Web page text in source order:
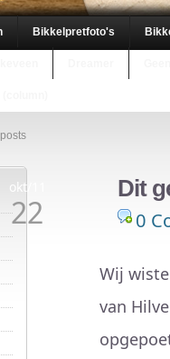
Bikkelpretfoto's
okt/11
22
Dit
0
Wij
van